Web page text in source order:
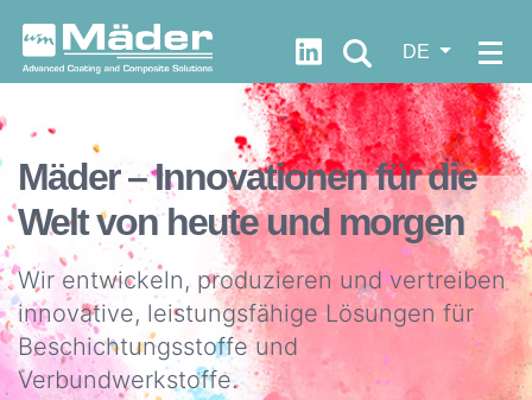
WIRD
SIND
Unsere
DNA
Unsere
Werte
Let's
progress
together
Dokumentation
Quick
FDS
https://fr.linkedin.com/
DE
Mäder – Innovationen für die
Welt von heute und morgen
Wir entwickeln, produzieren und vertreiben
innovative, leistungsfähige Lösungen für
Beschichtungsstoffe und
Verbundwerkstoffe.